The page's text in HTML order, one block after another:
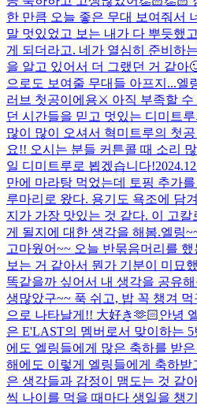
한 만큼 오늘 좋은 무대 보여줘서
말 멋있었고 보는 내가 다 뿌듯했
게 되더라고. 네가 열심히 준비하
을 알고 있어서 더 그랬던 거 같아
으로도 보여줄 무대들 아프지...엘
러브 첫공이에용⚔️ 아직 부족할
던 시간들을 믿고 멋있는 디미트
많이 많이 오셔서 혁미트루의 첫
요!! 오시는 분들 커튼콜 때 소리
일 디미트루로 뵙겠습니다!
만에 마라탕 먹었는데 토핑 추가
루마리로 왔다. 용기도 욕조에 담
지가 가장 맛있는 것 같다. 이 고
게 될지에 대한 생각을 해봄.엘링
고마웠어~~ 오늘 반묶음머리를 했
보는 거 같아서 뭔가 기분이 미묘
똑같을까 싶어서 내 생각을 공유
생많았구~~ 푹 쉬고, 밥 꼭 챙겨
으로 나타날게!! 大好き🫶🏻안녕
은 E'LAST의 멤버로서 맞이하는
에도 엘링들에게 많은 축하를 받
해에도 이렇게 엘링들에게 축하
은 생각들과 감정이 맴도는 것 같
씩 나이를 먹을 때마다 생일을 챙